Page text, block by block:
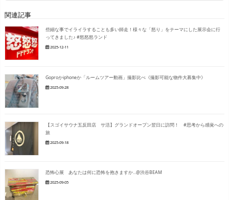
関連記事
些細な事でイライラすることも多い師走！様々な「怒り」をテーマにした展示会に行
ってきました♪ #怒怒怒ランド
2025-12-11
Goproかiphoneか「ルームツアー動画」撮影比べ《撮影可能な物件大募集中》
2025-09-28
【スゴイサウナ五反田店 サ活】グランドオープン翌日に訪問！ #思考から感覚への
旅
2025-09-18
恐怖心展 あなたは何に恐怖を抱きますか...@渋谷BEAM
2025-09-05